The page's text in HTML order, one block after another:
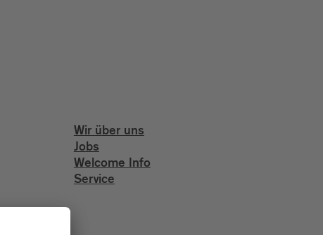
Wir über uns
Jobs
Welcome Info
Service